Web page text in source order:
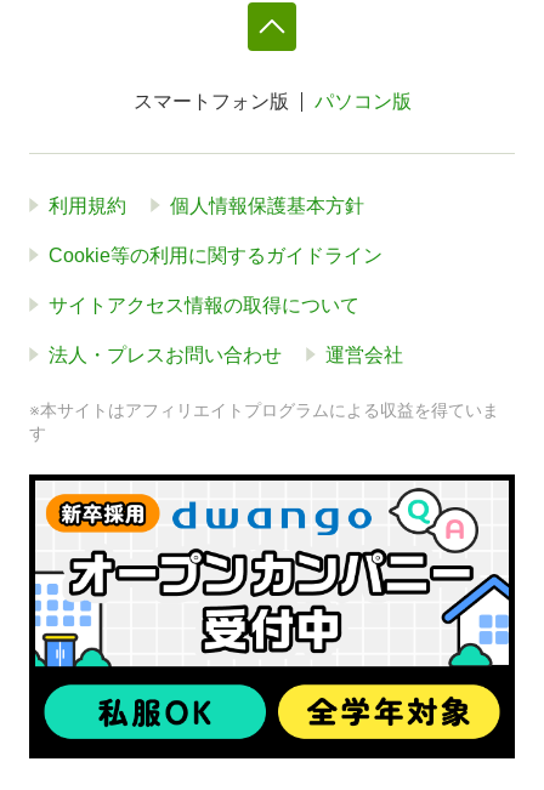
スマートフォン版 パソコン版
利用規約 個人情報保護基本方針
Cookie等の利用に関するガイドライン
サイトアクセス情報の取得について
法人・プレスお問い合わせ 運営会社
※本サイトはアフィリエイトプログラムによる収益を得ていま
す